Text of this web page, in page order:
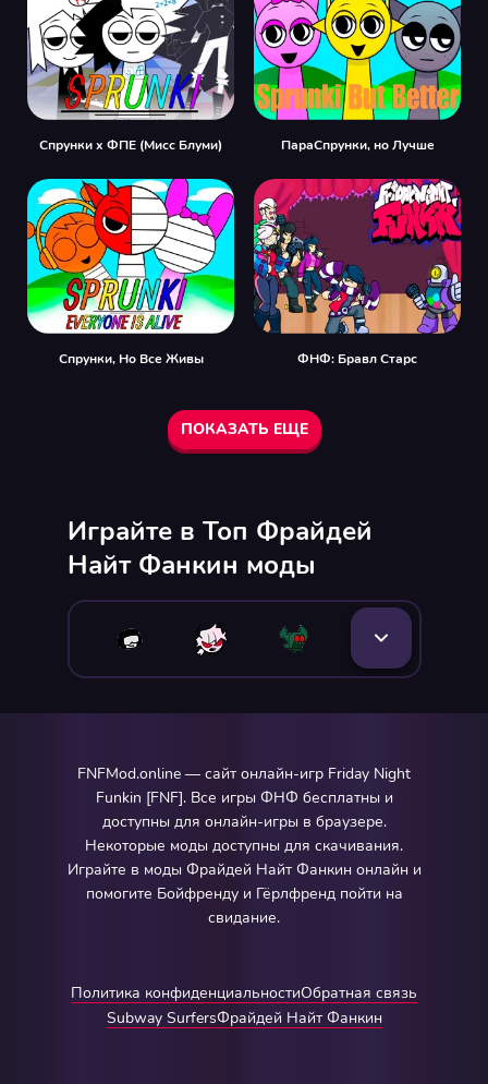
Спрунки x ФПЕ (Мисс Блуми) ПараСпрунки, но Лучше
Спрунки, Но Все Живы ФНФ: Бравл Старс
ПОКАЗАТЬ ЕЩЕ
Играйте в Топ Фрайдей
Найт Фанкин моды
FNFMod.online — сайт онлайн-игр Friday Night
Funkin [FNF]. Все игры ФНФ бесплатны и
доступны для онлайн-игры в браузере.
Некоторые моды доступны для скачивания.
Играйте в моды Фрайдей Найт Фанкин онлайн и
помогите Бойфренду и Гёрлфренд пойти на
свидание.
Политика конфиденциальностиОбратная связь
Subway SurfersФрайдей Найт Фанкин